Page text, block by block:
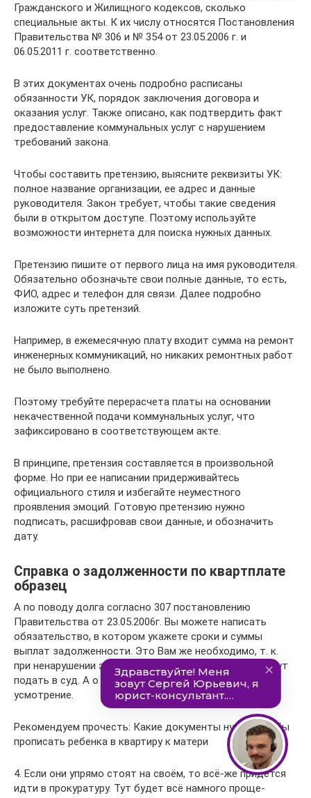
Гражданского и Жилищного кодексов, сколько
специальные акты. К их числу относятся Постановления
Правительства № 306 и № 354 от 23.05.2006 г. и
06.05.2011 г. соответственно.
В этих документах очень подробно расписаны
обязанности УК, порядок заключения договора и
оказания услуг. Также описано, как подтвердить факт
предоставление коммунальных услуг с нарушением
требований закона.
Чтобы составить претензию, выясните реквизиты УК:
полное название организации, ее адрес и данные
руководителя. Закон требует, чтобы такие сведения
были в открытом доступе. Поэтому используйте
возможности интернета для поиска нужных данных.
Претензию пишите от первого лица на имя руководителя.
Обязательно обозначьте свои полные данные, то есть,
ФИО, адрес и телефон для связи. Далее подробно
изложите суть претензий.
Например, в ежемесячную плату входит сумма на ремонт
инженерных коммуникаций, но никаких ремонтных работ
не было выполнено.
Поэтому требуйте перерасчета платы на основании
некачественной подачи коммунальных услуг, что
зафиксировано в соответствующем акте.
В принципе, претензия составляется в произвольной
форме. Но при ее написании придерживайтесь
официального стиля и избегайте неуместного
проявления эмоций. Готовую претензию нужно
подписать, расшифровав свои данные, и обозначить
дату.
Справка о задолженности по квартплате
образец
А по поводу долга согласно 307 постановлению
Правительства от 23.05.2006г. Вы можете написать
обязательство, в котором укажете сроки и суммы
выплат задолженности. Это Вам же необходимо, т. к.
при ненарушении этого обязательства на Вас не смогут
подать в суд. А о сроках и суммах на Ваше и их
усмотрение.
Рекомендуем прочесть: Какие документы нужны чтобы
прописать ребенка в квартиру к матери
4. Если они упрямо стоят на своём, то всё-же придётся
идти в прокуратуру. Тут будет всё намного проще-